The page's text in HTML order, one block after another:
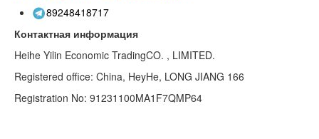
89248418717
Контактная информация
Heihe Yilin Economic TradingCO. , LIMITED.
Registered office: China, HeyHe, LONG JIANG 166
Registration No: 91231100MA1F7QMP64